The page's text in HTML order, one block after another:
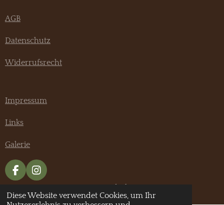
Diese Website verwendet Cookies, um Ihr
AGB
Datenschutz
Widerrufsrecht
Impressum
Links
Galerie
F
a
c
e
I
n
s
t
© 2020 - 2026 Pannonia Hundeshop